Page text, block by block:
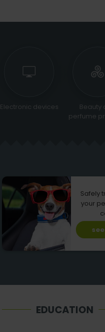
Electronic devices
Beauty
perfume
Safely
your
EDUCATION